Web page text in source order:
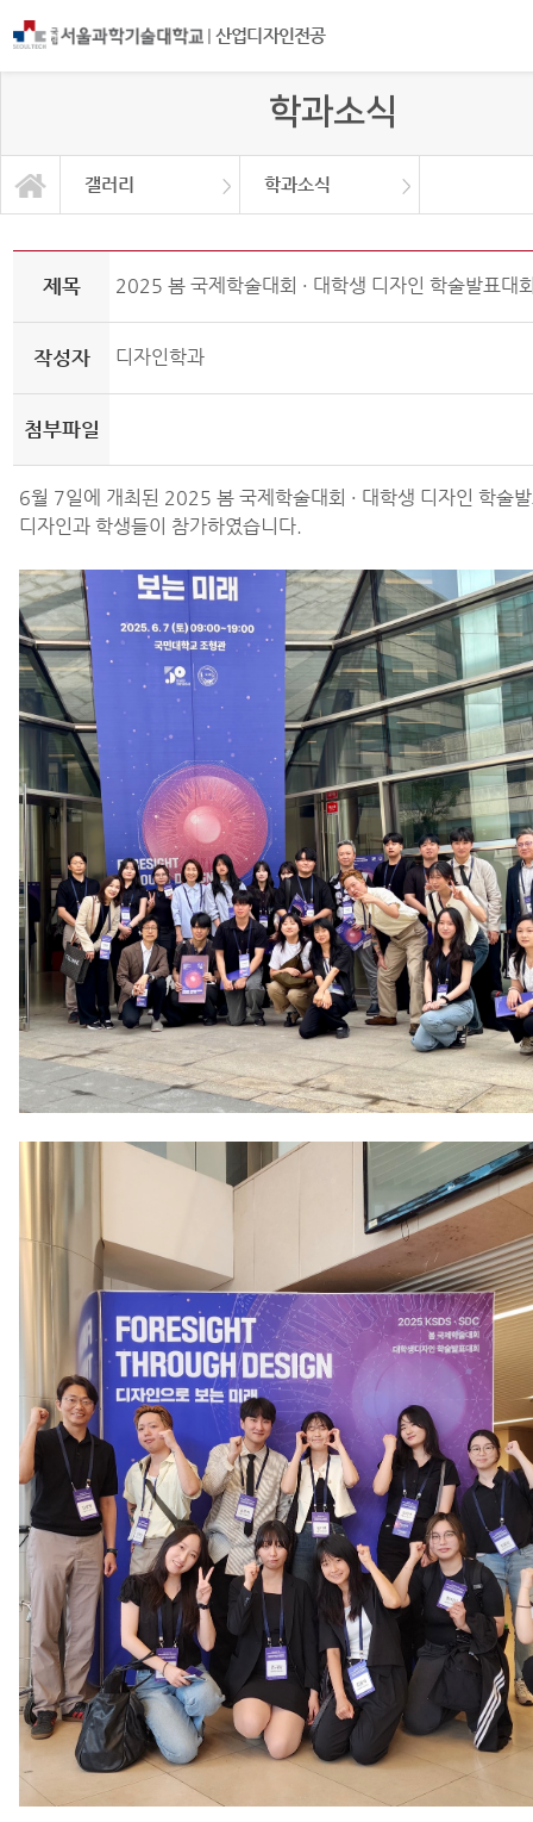
| 산업디자인전공
학과소식
갤러리 학과소식
프로그램 소개
교육과정
대학원
연구소
커뮤니티
갤러리
학과소식
졸업전시
공모전 수상작
제목 2025 봄 국제학술대회 · 대학생 디자인 학술발표대
작성자 디자인학과
첨부파일
6월 7일에 개최된 2025 봄 국제학술대회 · 대학생 디자인 학술
디자인과 학생들이 참가하였습니다.